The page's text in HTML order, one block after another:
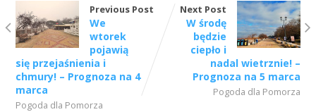
Previous Post
We
wtorek
pojawią
się przejaśnienia i
chmury! – Prognoza na 4
marca
Pogoda dla Pomorza
Next Post
W środę
będzie
ciepło i
nadal wietrznie! –
Prognoza na 5 marca
Pogoda dla Pomorza